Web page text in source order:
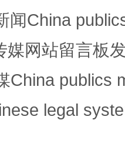
白藏房 除
闻China
媒网站留言板
China publics
legal